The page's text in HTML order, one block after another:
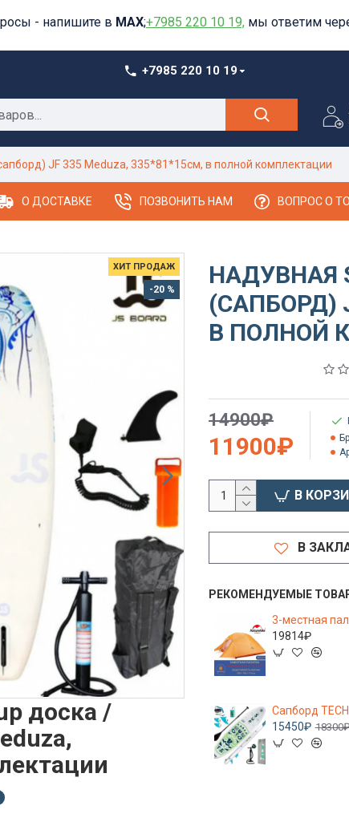
- напишите в MAX;+7985 220 10 19, мы ответим
+7985 220 10 19
JF 335 Meduza, 335*81*15см, в полной комплектации
О ДОСТАВКЕ ПОЗВОНИТЬ НАМ ВОПРОС О
ХИТ ПРОДАЖ
-20 %
доска /
НАДУВНАЯ
(САПБОРД)
В ПОЛНОЙ
11900₽
14900₽
В
В
РЕКОМЕНДУЕМЫЕ
19814₽
15450₽